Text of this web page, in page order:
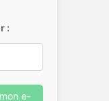
:
e-